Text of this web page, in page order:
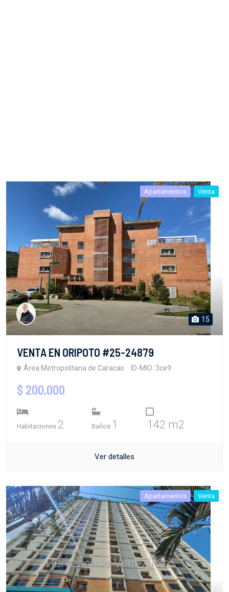
Apartamentos Venta
15
VENTA EN ORIPOTO #25-24879
Área Metropolitana de Caracas ID-MIO: 3ce9
$ 200,000
Habitaciones 2 Baños 1 142 m2
Ver detalles
Apartamentos Venta